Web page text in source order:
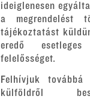
ideiglenesen
a megrendelést
tájékoztatást
eredő
felelősséget.
Felhívjuk
külföldről